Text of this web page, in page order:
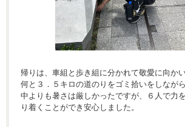
帰りは、車組と歩き組に分かれて敬愛に向か
何と３．５キロの道のりをゴミ拾いをしなが
中よりも暑さは厳しかったですが、６人で力
り着くことができ安心しました。